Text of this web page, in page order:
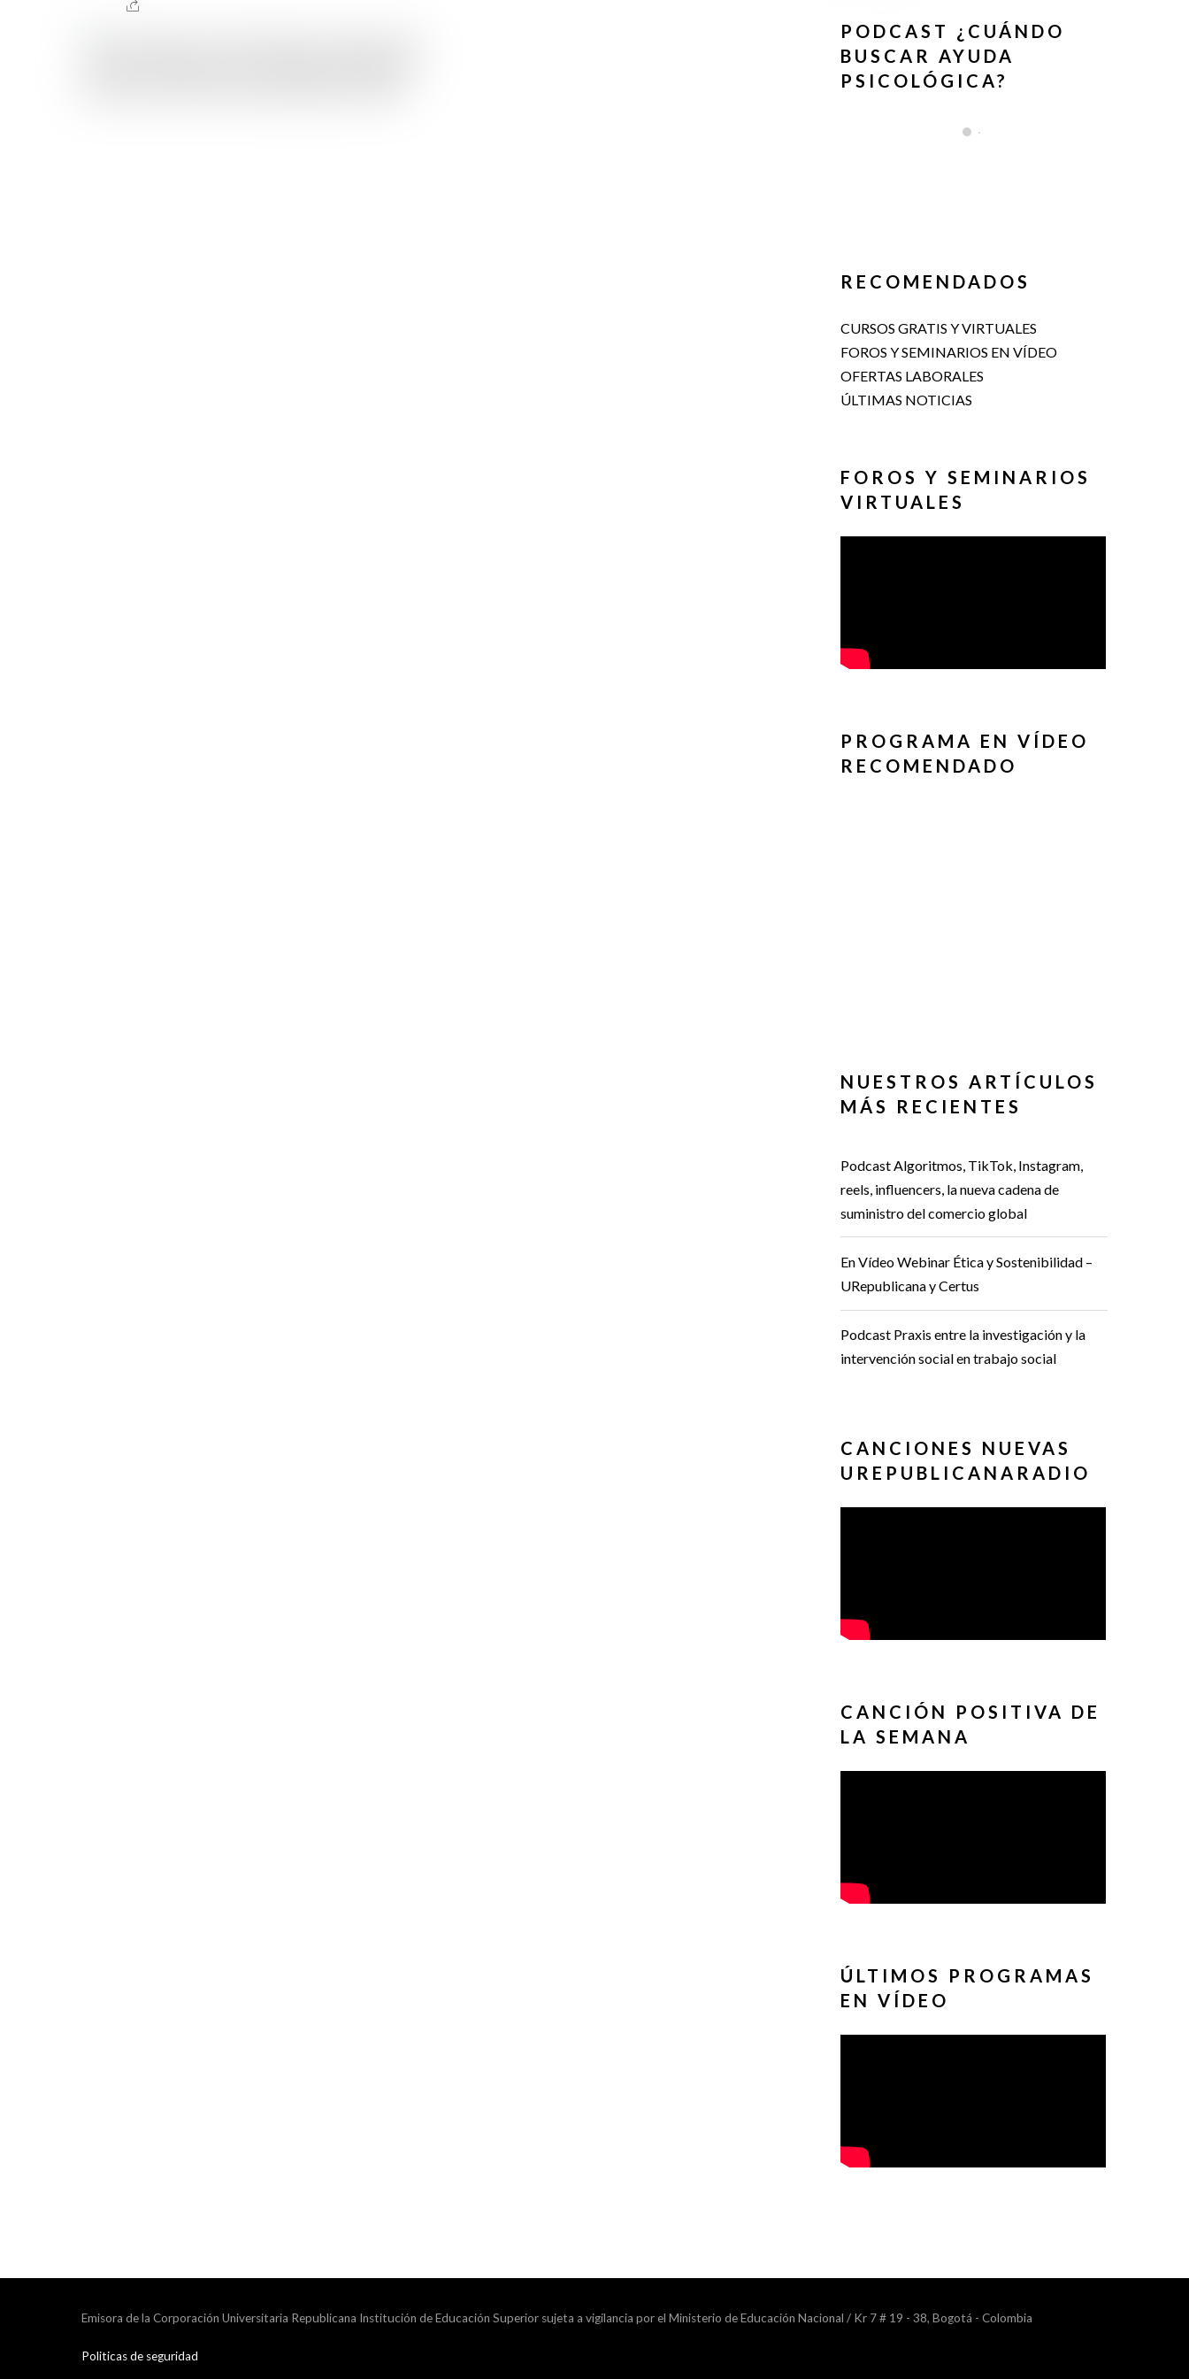
PODCAST ¿CUÁNDO
BUSCAR AYUDA
PSICOLÓGICA?
RECOMENDADOS
CURSOS GRATIS Y VIRTUALES
FOROS Y SEMINARIOS EN VÍDEO
OFERTAS LABORALES
ÚLTIMAS NOTICIAS
FOROS Y SEMINARIOS
VIRTUALES
PROGRAMA EN VÍDEO
RECOMENDADO
NUESTROS ARTÍCULOS
MÁS RECIENTES
Podcast Algoritmos, TikTok, Instagram,
reels, influencers, la nueva cadena de
suministro del comercio global
En Vídeo Webinar Ética y Sostenibilidad –
URepublicana y Certus
Podcast Praxis entre la investigación y la
intervención social en trabajo social
CANCIONES NUEVAS
UREPUBLICANARADIO
CANCIÓN POSITIVA DE
LA SEMANA
ÚLTIMOS PROGRAMAS
EN VÍDEO
Emisora de la Corporación Universitaria Republicana Institución de Educación Superior sujeta a vigilancia por el Ministerio de Educación Nacional / Kr 7 # 19 - 38, Bogotá - Colombia
Politicas de seguridad